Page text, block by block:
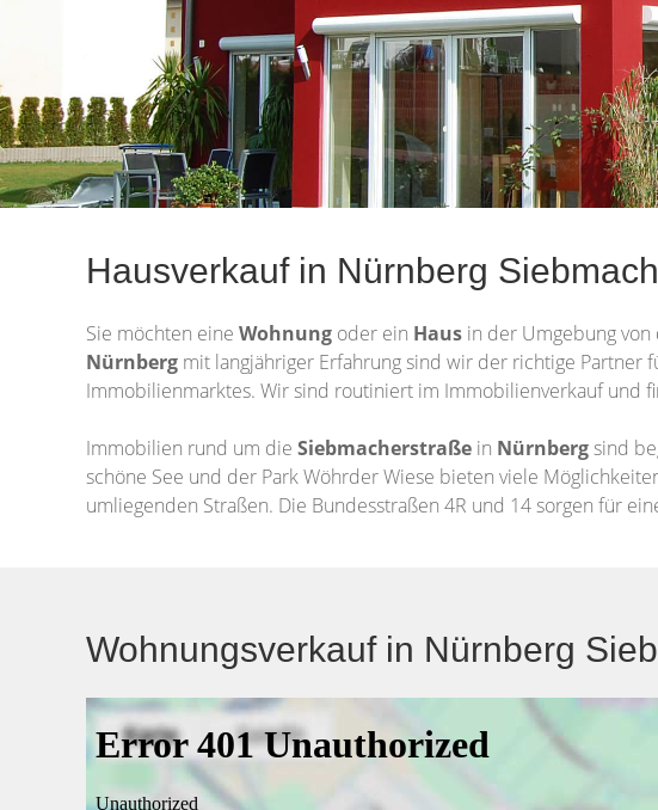
Hausverkauf in Nürnberg
Sie möchten eine Wohnung oder ein Haus in der Umgebung von
Nürnberg mit langjähriger Erfahrung sind wir der richtige Partner
Immobilienmarktes. Wir sind routiniert im Immobilienverkauf und
Immobilien rund um die Siebmacherstraße in Nürnbergsind
schöne See und der Park Wöhrder Wiese bieten viele
umliegenden Straßen. Die Bundesstraßen 4R und 14 sorgen für
Wohnungsverkauf in Nürnberg